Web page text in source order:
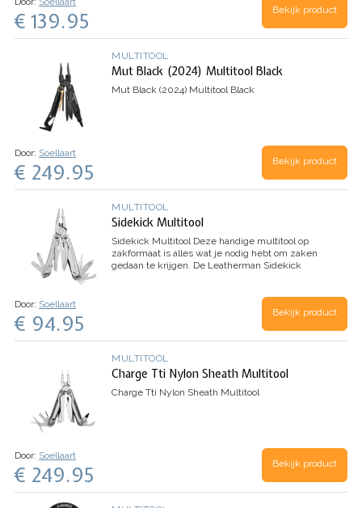
€ 139.95 Bekijk product
MULTITOOL
Mut Black (2024) Multitool Black
Mut Black (2024) Multitool Black
Door: Soellaart
€ 249.95 Bekijk product
MULTITOOL
Sidekick Multitool
Sidekick Multitool Deze handige multitool op
zakformaat is alles wat je nodig hebt om zaken
gedaan te krijgen. De Leatherman Sidekick
Door: Soellaart
€ 94.95 Bekijk product
MULTITOOL
Charge Tti Nylon Sheath Multitool
Charge Tti Nylon Sheath Multitool
Door: Soellaart
€ 249.95 Bekijk product